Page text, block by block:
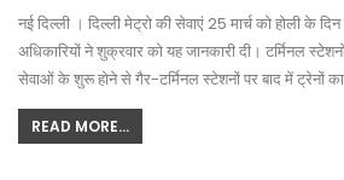
नई दिल्ली । दिल्ली मेट्रो की सेवाएं 25 मार्च को होली के
अधिकारियों ने शुक्रवार को यह जानकारी दी। टर्मिनल
सेवाओं के शुरू होने से गैर-टर्मिनल स्टेशनों पर बाद में ट्रेनों
READ MORE...